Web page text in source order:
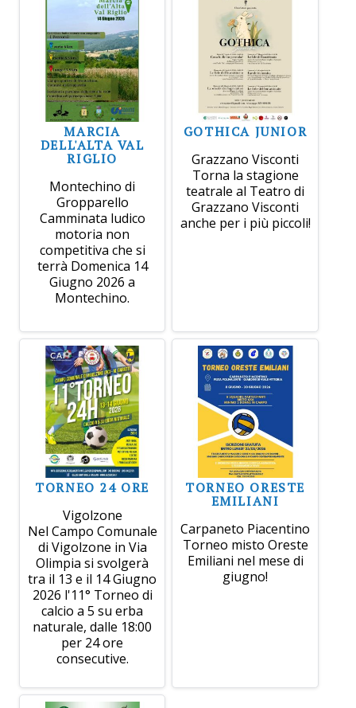
MARCIA
DELL'ALTA VAL
RIGLIO
Montechino di
Gropparello
Camminata ludico
motoria non
competitiva che si
terrà Domenica 14
Giugno 2026 a
Montechino.
GOTHICA JUNIOR
Grazzano Visconti
Torna la stagione
teatrale al Teatro di
Grazzano Visconti
anche per i più piccoli!
TORNEO 24 ORE
Vigolzone
Nel Campo Comunale
di Vigolzone in Via
Olimpia si svolgerà
tra il 13 e il 14 Giugno
2026 l'11° Torneo di
calcio a 5 su erba
naturale, dalle 18:00
per 24 ore
consecutive.
TORNEO ORESTE
EMILIANI
Carpaneto Piacentino
Torneo misto Oreste
Emiliani nel mese di
giugno!